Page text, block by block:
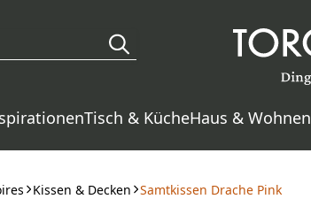
Tisch & KücheHaus & Wohnen
Kissen & Decken Samtkissen Drache Pink